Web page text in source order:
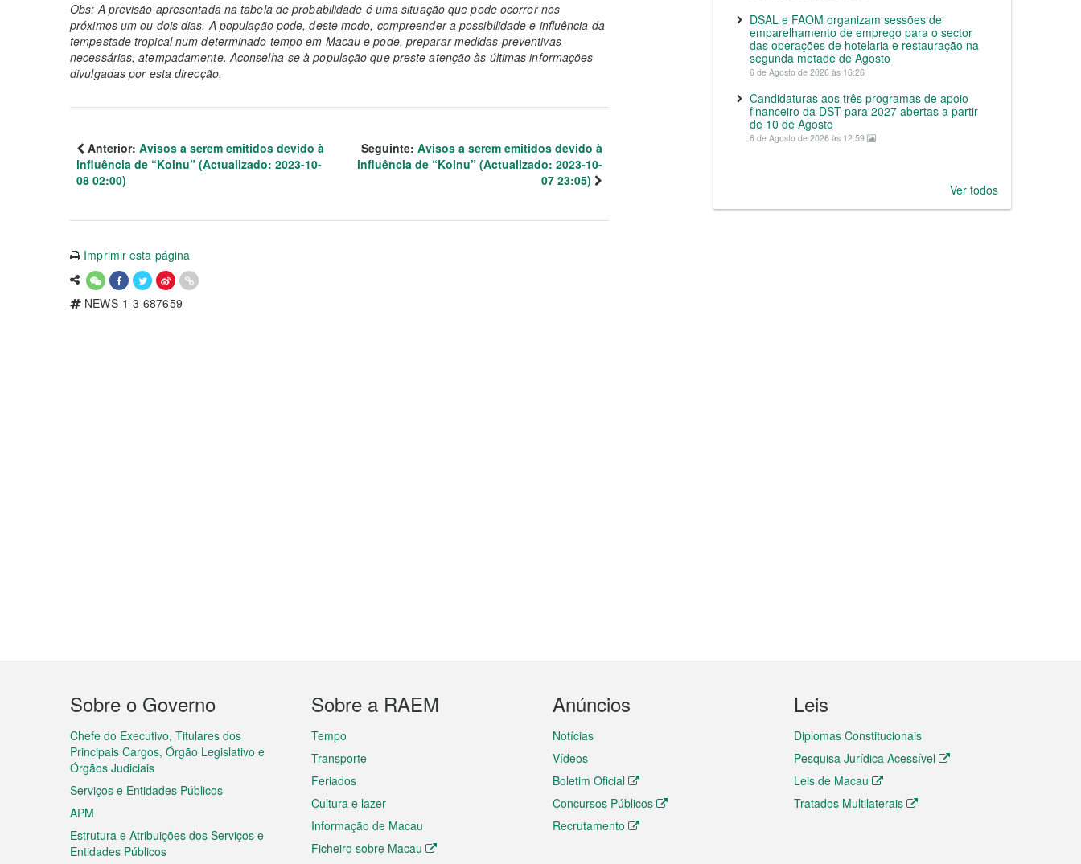
Obs: A previsão apresentada na tabela de probabilidade é uma situação que pode ocorrer nos
próximos um ou dois dias. A população pode, deste modo, compreender a possibilidade e influência da
tempestade tropical num determinado tempo em Macau e pode, preparar medidas preventivas
necessárias, atempadamente. Aconselha-se à população que preste atenção às últimas informações
divulgadas por esta direcção.
Anterior: Avisos a serem emitidos devido à
influência de “Koinu” (Actualizado: 2023-10-
08 02:00)
Seguinte: Avisos a serem emitidos devido à
influência de “Koinu” (Actualizado: 2023-10-
07 23:05)
Imprimir esta página
NEWS-1-3-687659
DSAL e FAOM organizam sessões de
emparelhamento de emprego para o sector
das operações de hotelaria e restauração na
segunda metade de Agosto
6 de Agosto de 2026 às 16:26
Candidaturas aos três programas de apoio
financeiro da DST para 2027 abertas a partir
de 10 de Agosto
6 de Agosto de 2026 às 12:59
Ver todos
Menu
do
rodapé
Sobre o Governo
Chefe do Executivo, Titulares dos
Principais Cargos, Órgão Legislativo e
Órgãos Judiciais
Serviços e Entidades Públicos
APM
Estrutura e Atribuições dos Serviços e
Entidades Públicos
Sobre a RAEM
Tempo
Transporte
Feriados
Cultura e lazer
Informação de Macau
Ficheiro sobre Macau
Anúncios
Notícias
Vídeos
Boletim Oficial
Concursos Públicos
Recrutamento
Leis
Diplomas Constitucionais
Pesquisa Jurídica Acessível
Leis de Macau
Tratados Multilaterais